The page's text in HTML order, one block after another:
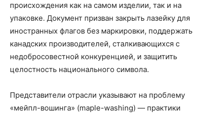
происхождения как на самом изделии, так и на
упаковке. Документ призван закрыть лазейку для
иностранных флагов без маркировки, поддержать
канадских производителей, сталкивающихся с
недобросовестной конкуренцией, и защитить
целостность национального символа.
Представители отрасли указывают на проблему
«мейпл-вошинга» (maple-washing) — практики